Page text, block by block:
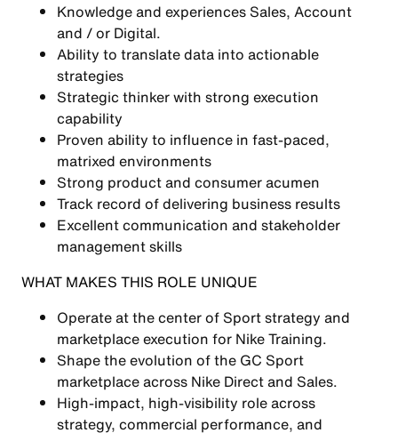
Knowledge and experiences Sales, Account
and / or Digital.
Ability to translatedata into actionable
strategies
Strategic thinker with strong execution
capability
Proven ability to influence in fast-paced,
matrixed environments
Strong product and consumer acumen
Track record of delivering business results
Excellentcommunication and stakeholder
management skills
WHAT MAKES THIS ROLE UNIQUE
Operate at the center of Sport strategy and
marketplace execution for Nike Training.
Shape the evolution of the GC Sport
marketplace across Nike Direct and Sales.
High-impact, high-visibility role across
strategy, commercial performance, and